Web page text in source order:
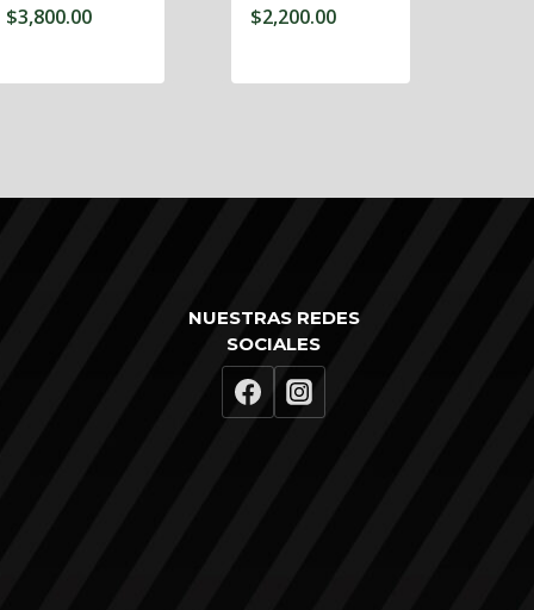
$3,800.00
$2,200.00
NUESTRAS REDES
SOCIALES